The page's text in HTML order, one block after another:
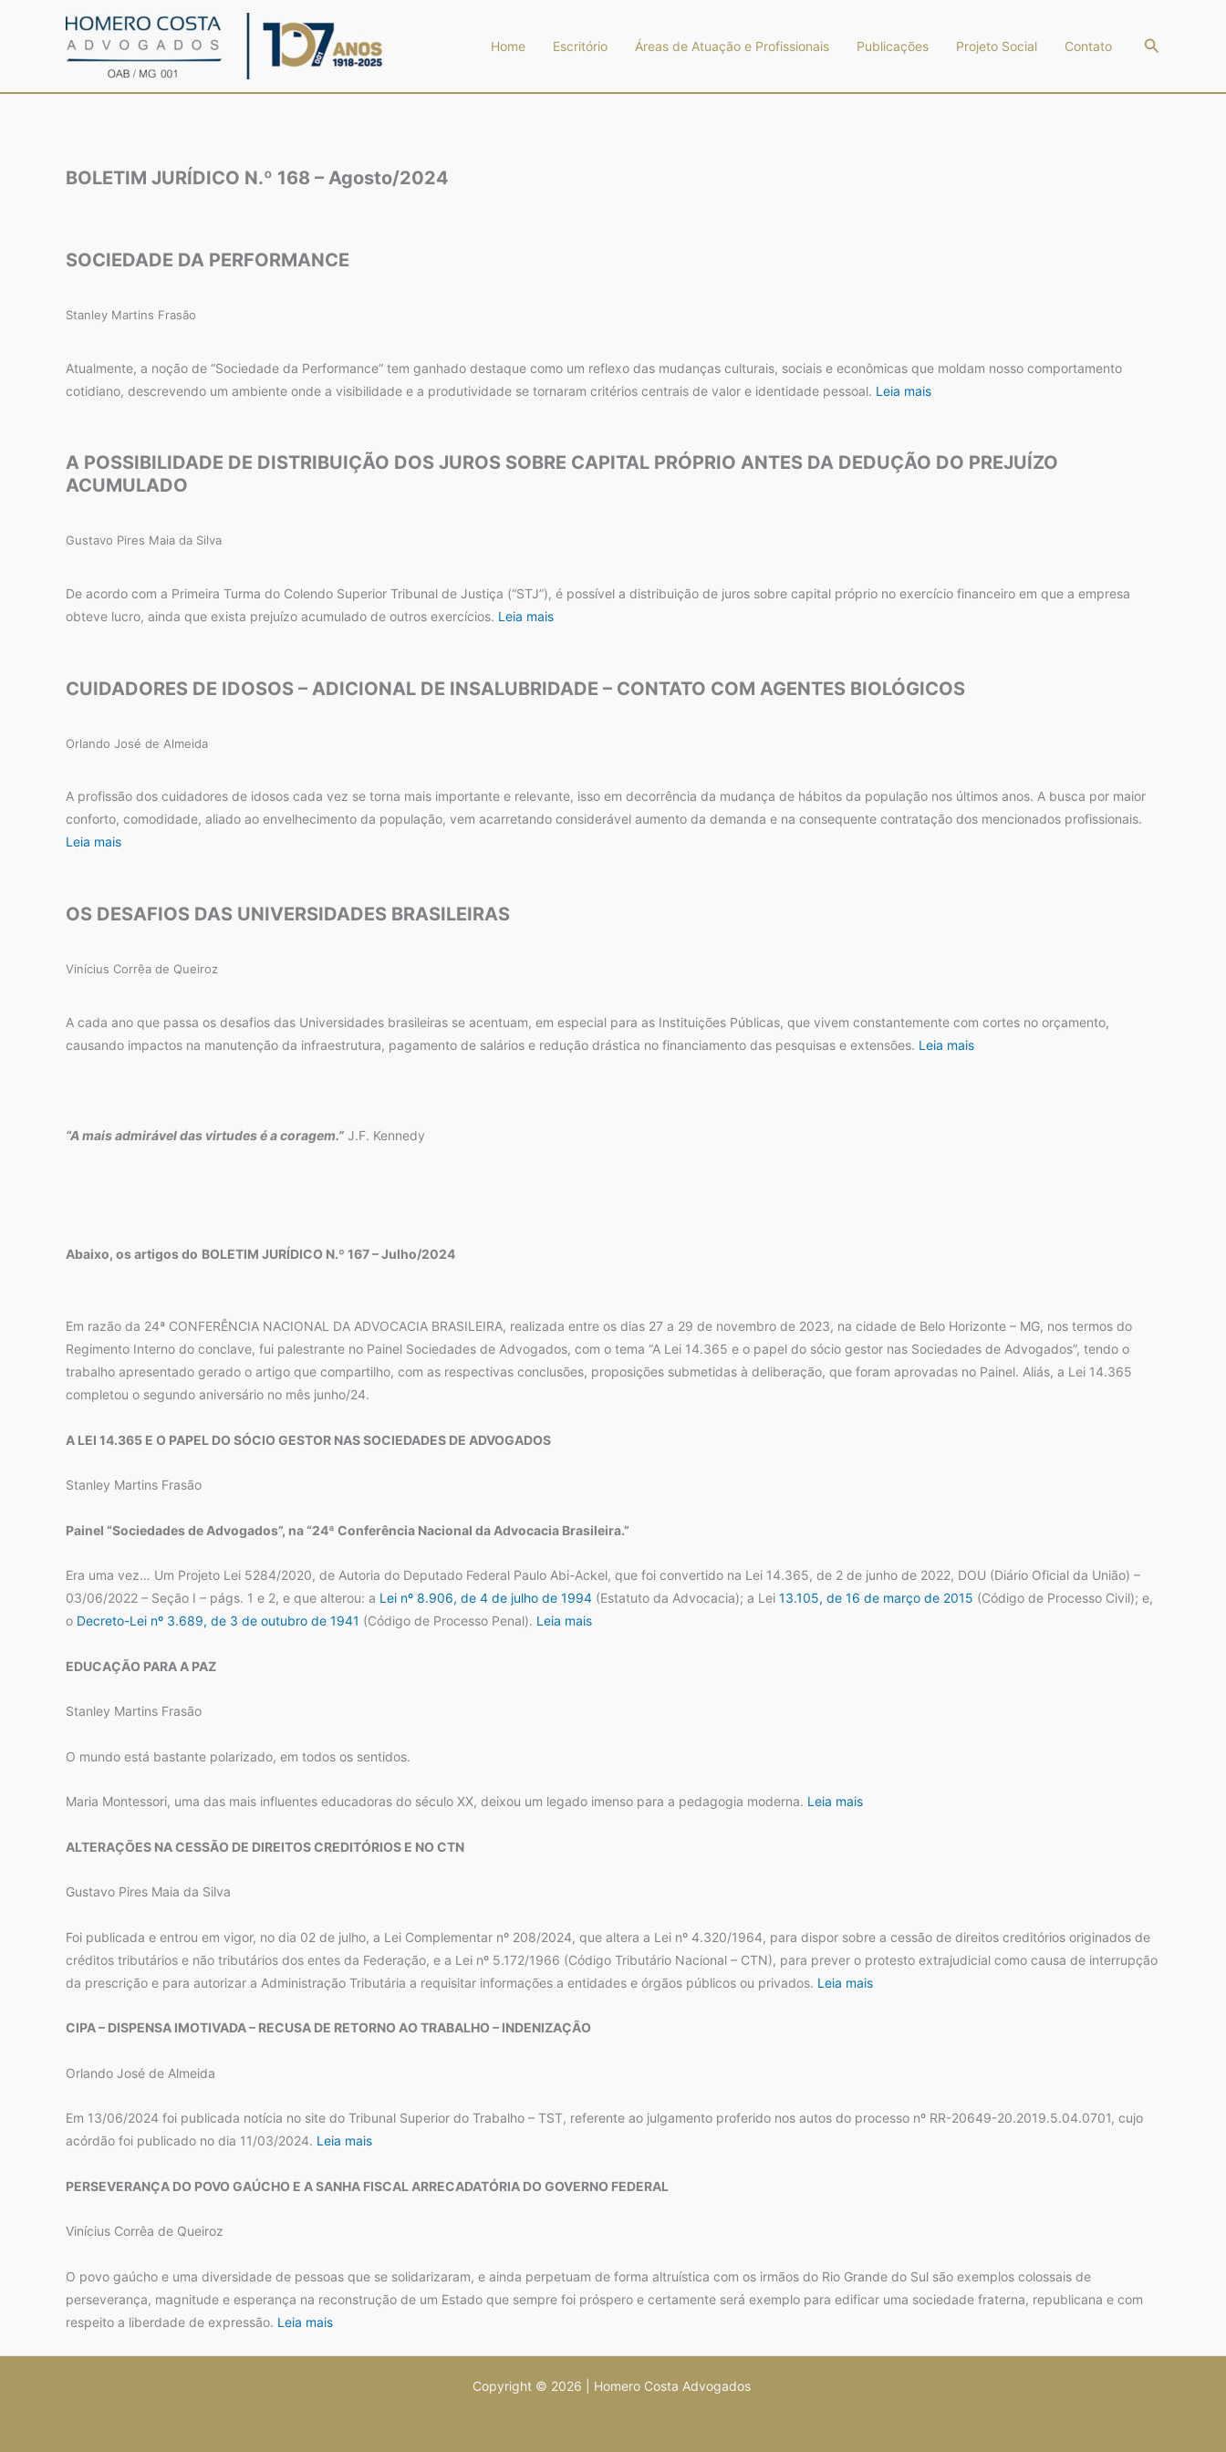
Home Escritório Áreas de Atuação e Profissionais Publicações Projeto Social Contato Pesquisar
BOLETIM JURÍDICO N.º 168 – Agosto/2024
SOCIEDADE DA PERFORMANCE
Stanley Martins Frasão
Atualmente, a noção de “Sociedade da Performance” tem ganhado destaque como um reflexo das mudanças culturais, sociais e econômicas que moldam nosso comportamento
cotidiano, descrevendo um ambiente onde a visibilidade e a produtividade se tornaram critérios centrais de valor e identidade pessoal. Leia mais
A POSSIBILIDADE DE DISTRIBUIÇÃO DOS JUROS SOBRE CAPITAL PRÓPRIO ANTES DA DEDUÇÃO DO PREJUÍZO
ACUMULADO
Gustavo Pires Maia da Silva
De acordo com a Primeira Turma do Colendo Superior Tribunal de Justiça (“STJ”), é possível a distribuição de juros sobre capital próprio no exercício financeiro em que a empresa
obteve lucro, ainda que exista prejuízo acumulado de outros exercícios. Leia mais
CUIDADORES DE IDOSOS – ADICIONAL DE INSALUBRIDADE – CONTATO COM AGENTES BIOLÓGICOS
Orlando José de Almeida
A profissão dos cuidadores de idosos cada vez se torna mais importante e relevante, isso em decorrência da mudança de hábitos da população nos últimos anos. A busca por maior
conforto, comodidade, aliado ao envelhecimento da população, vem acarretando considerável aumento da demanda e na consequente contratação dos mencionados profissionais.
Leia mais
OS DESAFIOS DAS UNIVERSIDADES BRASILEIRAS
Vinícius Corrêa de Queiroz
A cada ano que passa os desafios das Universidades brasileiras se acentuam, em especial para as Instituições Públicas, que vivem constantemente com cortes no orçamento,
causando impactos na manutenção da infraestrutura, pagamento de salários e redução drástica no financiamento das pesquisas e extensões. Leia mais
“A mais admirável das virtudes é a coragem.” J.F. Kennedy
Abaixo, os artigos do BOLETIM JURÍDICO N.º 167 – Julho/2024
Em razão da 24ª CONFERÊNCIA NACIONAL DA ADVOCACIA BRASILEIRA, realizada entre os dias 27 a 29 de novembro de 2023, na cidade de Belo Horizonte – MG, nos termos do
Regimento Interno do conclave, fui palestrante no Painel Sociedades de Advogados, com o tema “A Lei 14.365 e o papel do sócio gestor nas Sociedades de Advogados”, tendo o
trabalho apresentado gerado o artigo que compartilho, com as respectivas conclusões, proposições submetidas à deliberação, que foram aprovadas no Painel. Aliás, a Lei 14.365
completou o segundo aniversário no mês junho/24.
A LEI 14.365 E O PAPEL DO SÓCIO GESTOR NAS SOCIEDADES DE ADVOGADOS
Stanley Martins Frasão
Painel “Sociedades de Advogados”, na“24ª Conferência Nacional da Advocacia Brasileira.”
Era uma vez… Um Projeto Lei 5284/2020, de Autoria do Deputado Federal Paulo Abi-Ackel, que foi convertido na Lei 14.365, de 2 de junho de 2022, DOU (Diário Oficial da União) –
03/06/2022 – Seção I – págs. 1 e 2, e que alterou: a Lei nº 8.906, de 4 de julho de 1994 (Estatuto da Advocacia); a Lei 13.105, de 16 de março de 2015 (Código de Processo Civil); e,
o Decreto-Lei nº 3.689, de 3 de outubro de 1941 (Código de Processo Penal). Leia mais
EDUCAÇÃO PARA A PAZ
Stanley Martins Frasão
O mundo está bastante polarizado, em todos os sentidos.
Maria Montessori, uma das mais influentes educadoras do século XX, deixou um legado imenso para a pedagogia moderna. Leia mais
ALTERAÇÕES NA CESSÃO DE DIREITOS CREDITÓRIOS E NO CTN
Gustavo Pires Maia da Silva
Foi publicada e entrou em vigor, no dia 02 de julho, a Lei Complementar nº 208/2024, que altera a Lei nº 4.320/1964, para dispor sobre a cessão de direitos creditórios originados de
créditos tributários e não tributários dos entes da Federação, e a Lei nº 5.172/1966 (Código Tributário Nacional – CTN), para prever o protesto extrajudicial como causa de interrupção
da prescrição e para autorizar a Administração Tributária a requisitar informações a entidades e órgãos públicos ou privados. Leia mais
CIPA – DISPENSA IMOTIVADA – RECUSA DE RETORNO AO TRABALHO – INDENIZAÇÃO
Orlando José de Almeida
Em 13/06/2024 foi publicada notícia no site do Tribunal Superior do Trabalho – TST, referente ao julgamento proferido nos autos do processo nº RR-20649-20.2019.5.04.0701, cujo
acórdão foi publicado no dia 11/03/2024. Leia mais
PERSEVERANÇA DO POVO GAÚCHO E A SANHA FISCAL ARRECADATÓRIA DO GOVERNO FEDERAL
Vinícius Corrêa de Queiroz
O povo gaúcho e uma diversidade de pessoas que se solidarizaram, e ainda perpetuam de forma altruística com os irmãos do Rio Grande do Sul são exemplos colossais de
perseverança, magnitude e esperança na reconstrução de um Estado que sempre foi próspero e certamente será exemplo para edificar uma sociedade fraterna, republicana e com
respeito a liberdade de expressão. Leia mais
Copyright © 2026 | Homero Costa Advogados